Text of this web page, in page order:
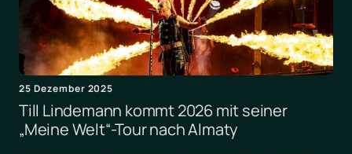
25 Dezember 2025
Till Lindemann kommt 2026 mit seiner
„Meine Welt“-Tour nach Almaty